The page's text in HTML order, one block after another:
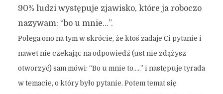
90% ludzi występuje zjawisko, które ja roboczo
nazywam: “bo u mnie…”.
Polega ono na tym w skrócie, że ktoś zadaje Ci pytanie i
nawet nie czekając na odpowiedź (ust nie zdążysz
otworzyć) sam mówi: “Bo u mnie to…..” i następuje tyrada
w temacie, o który było pytanie. Potem temat się